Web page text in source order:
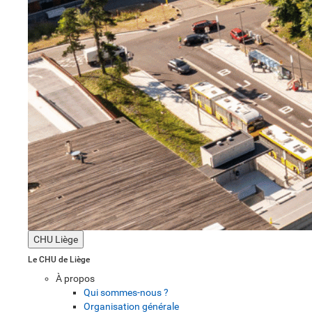
CHU Liège
Le CHU de Liège
À propos
Qui sommes-nous ?
Organisation générale